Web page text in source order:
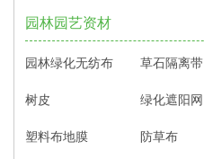
园林园艺资材
园林绿化无纺布 草石隔离带
树皮 绿化遮阳网
塑料布地膜 防草布